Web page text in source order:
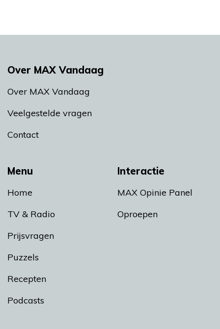
Menu
Home
TV & Radio
Prijsvragen
Puzzels
Recepten
Podcasts
Interactie
MAX Opinie Panel
Oproepen
Over MAX Vandaag
Over MAX Vandaag
Veelgestelde vragen
Contact